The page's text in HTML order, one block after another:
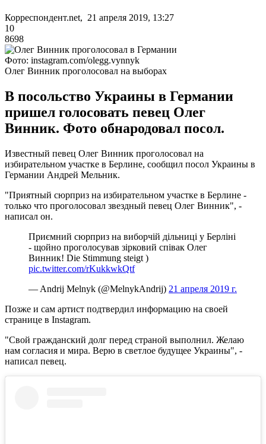
Корреспондент.net, 21 апреля 2019, 13:27
10
8698
Фото: instagram.com/olegg.vynnyk
Олег Винник проголосовал на выборах
В посольство Украины в Германии
пришел голосовать певец Олег
Винник. Фото обнародовал посол.
Известный певец Олег Винник проголосовал на
избирательном участке в Берлине, сообщил посол Украины в
Германии Андрей Мельник.
"Приятный сюрприз на избирательном участке в Берлине -
только что проголосовал звездный певец Олег Винник", -
написал он.
Приємний сюрприз на виборчій дільниці у Берліні
- щойно проголосував зірковий співак Олег
Винник! Die Stimmung steigt )
pic.twitter.com/rKukkwkQtf
— Andrij Melnyk (@MelnykAndrij) 21 апреля 2019 г.
Позже и сам артист подтвердил информацию на своей
странице в Instagram.
"Свой гражданский долг перед страной выполнил. Желаю
нам согласия и мира. Верю в светлое будущее Украины", -
написал певец.